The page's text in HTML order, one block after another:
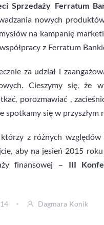
Sprzedaży Ferratum
nowych
na kampanię
z Ferratum
za udział i
Cieszymy się, że
porozmawiać ,
spotkamy się w przyszłym
z różnych
aby na jesień 2015
finansowej – III
Dagmara Konik